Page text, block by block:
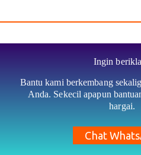
Ingin
Bantu kami berkembang
Anda. Sekecil apapun
hargai.
Chat